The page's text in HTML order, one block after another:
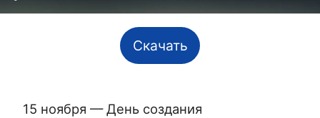
Скачать
15 ноября — День создания